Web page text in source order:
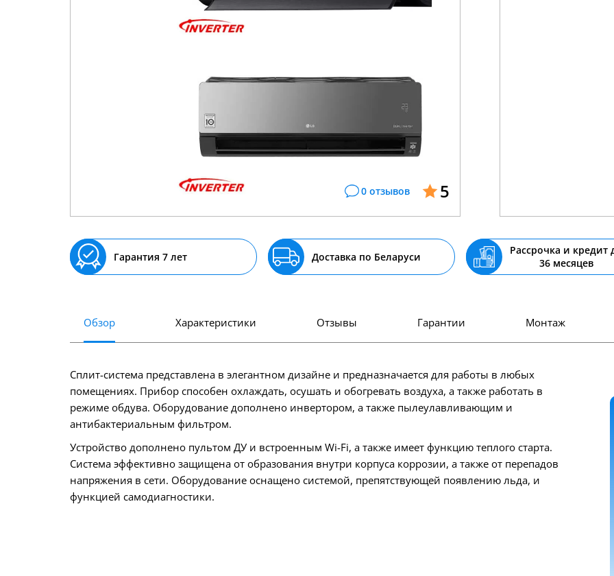
0 отзывов 5
Гарантия 7 лет Доставка по Беларуси
Рассрочка и кредит
36 месяцев
Обзор Характеристики Отзывы Гарантии Монтаж
Сплит-система представлена в элегантном дизайне и предназначается для работы в любых
помещениях. Прибор способен охлаждать, осушать и обогревать воздуха, а также работать в
режиме обдува. Оборудование дополнено инвертором, а также пылеулавливающим и
антибактериальным фильтром.
Устройство дополнено пультом ДУ и встроенным Wi-Fi, а также имеет функцию теплого старта.
Система эффективно защищена от образования внутри корпуса коррозии, а также от перепадов
напряжения в сети. Оборудование оснащено системой, препятствующей появлению льда, и
функцией самодиагностики.